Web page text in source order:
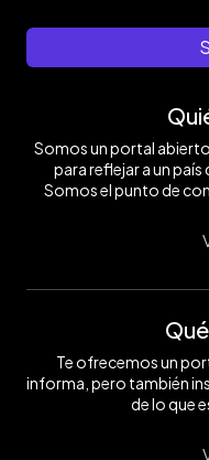
Somos un portal
para reflejar a un país
Somos el punto de
Te ofrecemos un
informa, pero también
de lo que